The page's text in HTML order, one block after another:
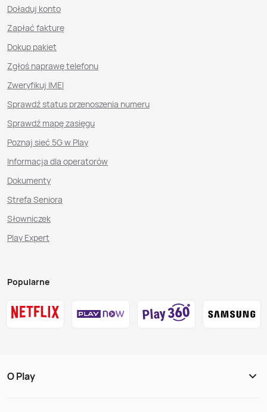
Doładuj konto
Zapłać fakturę
Dokup pakiet
Zgłoś naprawę telefonu
Zweryfikuj IMEI
Sprawdź status przenoszenia numeru
Sprawdź mapę zasięgu
Poznaj sieć 5G w Play
Informacja dla operatorów
Dokumenty
Strefa Seniora
Słowniczek
Play Expert
Popularne
O Play